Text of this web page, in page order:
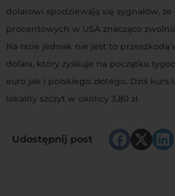
dolarowi spodziewają się sygnałów,
procentowych w USA znacząco
Na razie jednak nie jest to przeszkodą
dolara, który zyskuje na początku
euro jak i polskiego złotego. Dziś kurs
lokalny szczyt w okolicy 3,80 zł.
Udostępnij post